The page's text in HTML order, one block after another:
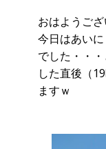
おはようござ
今日はあい
でした・・
した直後（
ますｗ